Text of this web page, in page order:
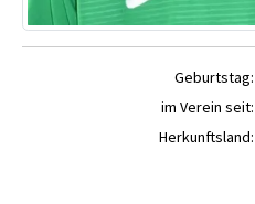
Geburtstag:
im Verein seit:
Herkunftsland: